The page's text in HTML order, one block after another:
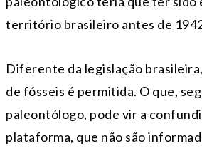
território brasileiro antes de
Diferente da legislação
de fósseis é permitida. O que,
paleontólogo, pode vir a
plataforma, que não são